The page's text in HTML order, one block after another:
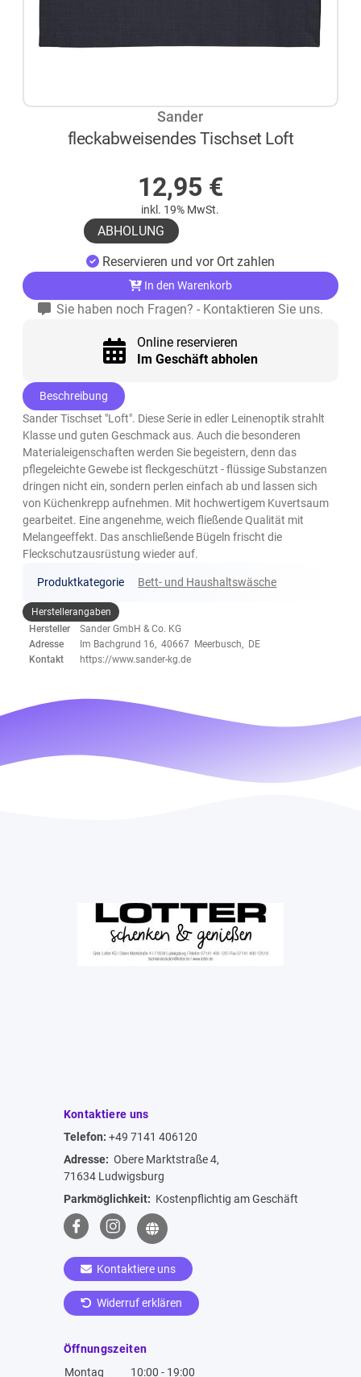
Sander
fleckabweisendes Tischset Loft
12,95 €
inkl. 19% MwSt.
ABHOLUNG
Reservieren und vor Ort zahlen
In den Warenkorb
Sie haben noch Fragen? - Kontaktieren Sie uns.
Online reservieren
Im Geschäft abholen
Beschreibung
Sander Tischset "Loft". Diese Serie in edler Leinenoptik strahlt
Klasse und guten Geschmack aus. Auch die besonderen
Materialeigenschaften werden Sie begeistern, denn das
pflegeleichte Gewebe ist fleckgeschützt - flüssige Substanzen
dringen nicht ein, sondern perlen einfach ab und lassen sich
von Küchenkrepp aufnehmen. Mit hochwertigem Kuvertsaum
gearbeitet. Eine angenehme, weich fließende Qualität mit
Melangeeffekt. Das anschließende Bügeln frischt die
Fleckschutzausrüstung wieder auf.
Produktkategorie Bett- und Haushaltswäsche
Herstellerangaben
Hersteller
Sander GmbH & Co. KG
Adresse
Im Bachgrund 16, 40667 Meerbusch, DE
Kontakt
https://www.sander-kg.de
Kontaktiere uns
Telefon: +49 7141 406120
Adresse: Obere Marktstraße 4,
71634 Ludwigsburg
Parkmöglichkeit: Kostenpflichtig am Geschäft
Kontaktiere uns
Widerruf erklären
Öffnungszeiten
Montag
10:00 - 19:00